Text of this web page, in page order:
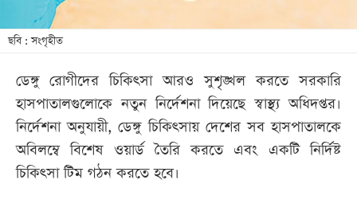
ছবি : সংগৃহীত
ডেঙ্গু রোগীদের চিকিৎসা আরও সুশৃঙ্খল করতে সরকারি
হাসপাতালগুলোকে নতুন নির্দেশনা দিয়েছে স্বাস্থ্য অধিদপ্তর।
নির্দেশনা অনুযায়ী, ডেঙ্গু চিকিৎসায় দেশের সব হাসপাতালকে
অবিলম্বে বিশেষ ওয়ার্ড তৈরি করতে এবং একটি নির্দিষ্ট
চিকিৎসা টিম গঠন করতে হবে।